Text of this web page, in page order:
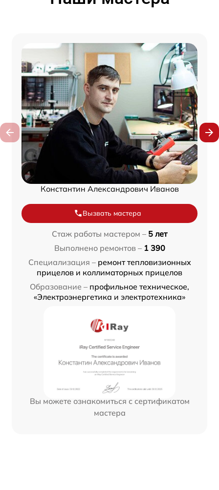
Константин Александрович Иванов
Вызвать мастера
Стаж работы мастером – 5 лет
Выполнено ремонтов – 1 390
Специализация – ремонт тепловизионных
прицелов и коллиматорных прицелов
Образование – профильное техническое,
«Электроэнергетика и электротехника»
Вы можете ознакомиться с сертификатом
мастера